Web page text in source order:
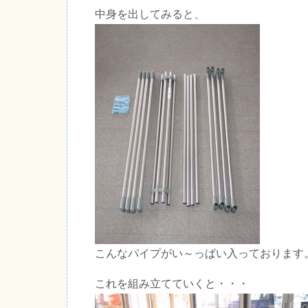
中身を出してみると、
こんなパイプがい～っぱい入っております
これを組み立てていくと・・・